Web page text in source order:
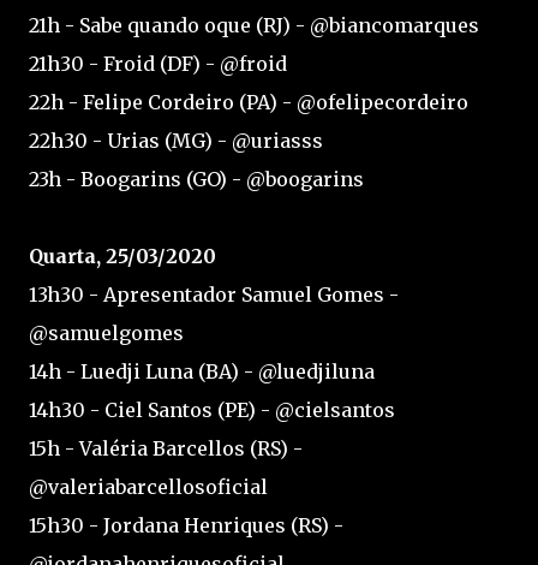
21h - Sabe quando oque (RJ) - @biancomarques
21h30 - Froid (DF) - @froid
22h - Felipe Cordeiro (PA) - @ofelipecordeiro
22h30 - Urias (MG) - @uriasss
23h - Boogarins (GO) - @boogarins
Quarta, 25/03/2020
13h30 - Apresentador Samuel Gomes -
@samuelgomes
14h - Luedji Luna (BA) - @luedjiluna
14h30 - Ciel Santos (PE) - @cielsantos
15h - Valéria Barcellos (RS) -
@valeriabarcellosoficial
15h30 - Jordana Henriques (RS) -